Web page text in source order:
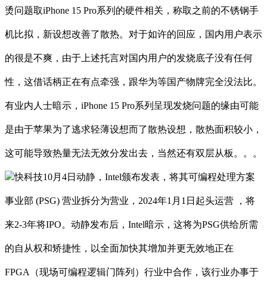
烫问题取iPhone 15 Pro系列的硬件相关，称取之前的不锈钢手
机比拟，新设想改善了散热。对于如许的回应，国内用户表示
的很是不爽，由于上述托言对国内用户的发烧底子没有任何
性，这借话柄正在有点牵强，跟华为等国产物牌完全没法比。
有业内人士暗示，iPhone 15 Pro系列呈现发烧问题的缘由可能
是由于苹果为了逃求轻薄设想而了散热设想，散热面积较小，
这可能导致热量无法无效分发出去，当然还有双层从板。。。
快科技10月4日动静，Intel颁布发表，将其可编程处理方案
事业部 (PSG) 营业拆分为营业，2024年1月1日起头运营 ，将
来2-3年将IPO。动静发布后，Intel暗示，这将为PSG供给所需
的自从权和矫捷性，以全面加快其增加并更无效地正在
FPGA（现场可编程逻辑门阵列）行业中合作，该行业办事于